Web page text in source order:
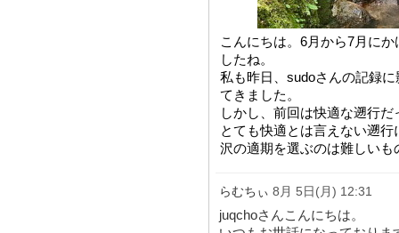
こんにちは。6月から7月に
したね。
私も昨日、sudoさんの記録
てきました。
しかし、前回は快適な遡行
とても快適とは言えない遡
沢の適期を選ぶのは難しいも
らむちぃ 8月 5日(月) 12:31
juqchoさんこんにちは。